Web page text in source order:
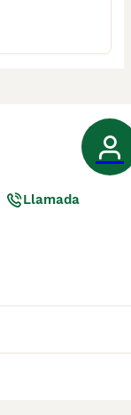
Llamada